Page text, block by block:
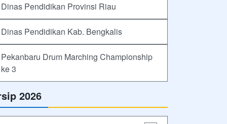
Dinas Pendidikan Provinsi Riau
Dinas Pendidikan Kab. Bengkalis
Pekanbaru Drum Marching Championship
ke 3
2026